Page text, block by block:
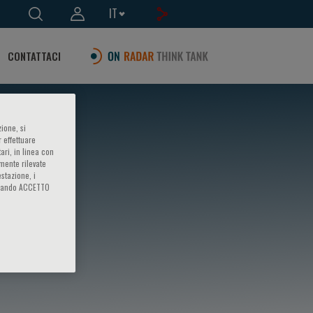
IT
CONTATTACI
si
effettuare
in linea con
rilevate
i
ACCETTO